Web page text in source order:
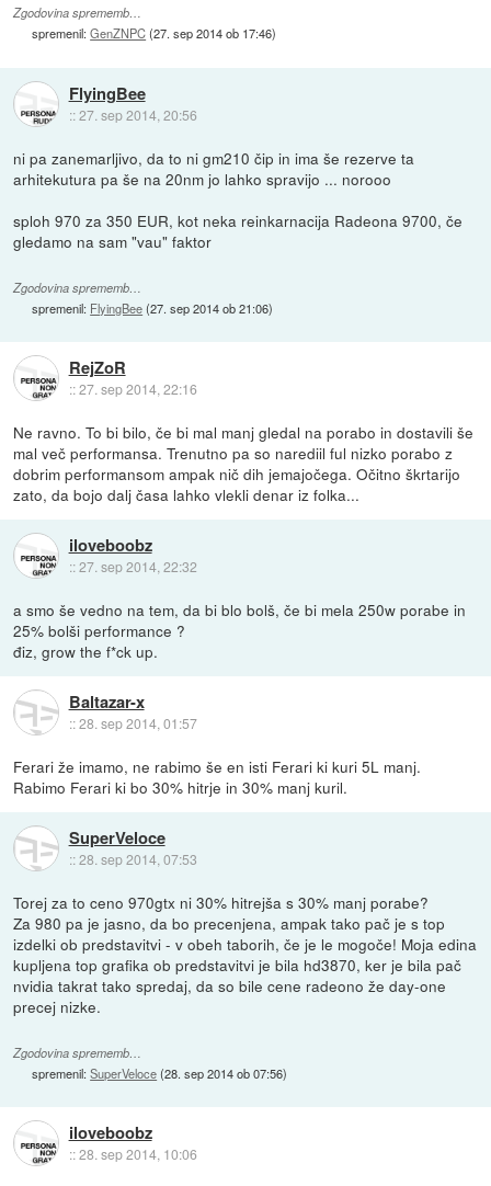
Zgodovina sprememb…
spremenil:GenZNPC(27. sep 2014 ob 17:46)
FlyingBee
::27. sep 2014, 20:56
ni pa zanemarljivo, da to ni gm210 čip in ima še rezerve ta
arhitekutura pa še na 20nm jo lahko spravijo ... norooo
sploh 970 za 350 EUR, kot neka reinkarnacija Radeona 9700, če
gledamo na sam "vau" faktor
Zgodovina sprememb…
spremenil: FlyingBee(27. sep 2014 ob 21:06)
RejZoR
::27. sep 2014, 22:16
Ne ravno. To bi bilo, če bi mal manj gledal na porabo in dostavili še
mal več performansa. Trenutno pa so narediil ful nizko porabo z
dobrim performansom ampak nič dih jemajočega. Očitno škrtarijo
zato, da bojo dalj časa lahko vlekli denar iz folka...
iloveboobz
::27. sep 2014, 22:32
a smo še vedno na tem, da bi blo bolš, če bi mela 250w porabe in
25% bolši performance ?
điz, grow the f*ck up.
Baltazar-x
::28. sep 2014, 01:57
Ferari že imamo, ne rabimo še en isti Ferari ki kuri 5L manj.
Rabimo Ferari ki bo 30% hitrje in 30% manj kuril.
SuperVeloce
::28. sep 2014, 07:53
Torej za to ceno 970gtx ni 30% hitrejša s 30% manj porabe?
Za 980 pa je jasno, da bo precenjena, ampak tako pač je s top
izdelki ob predstavitvi - v obeh taborih, če je le mogoče! Moja edina
kupljena top grafika ob predstavitvi je bila hd3870, ker je bila pač
nvidia takrat tako spredaj, da so bile cene radeono že day-one
precej nizke.
Zgodovina sprememb…
spremenil:SuperVeloce(28. sep 2014 ob 07:56)
iloveboobz
::28. sep 2014, 10:06